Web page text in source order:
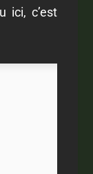
ici, c’est